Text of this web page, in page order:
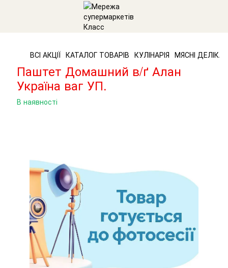
ВСІ АКЦІЇ КАТАЛОГ ТОВАРІВ КУЛІНАРІЯ МЯСНІ
Паштет Домашний в/ґ Алан
Україна ваг УП.
В наявності